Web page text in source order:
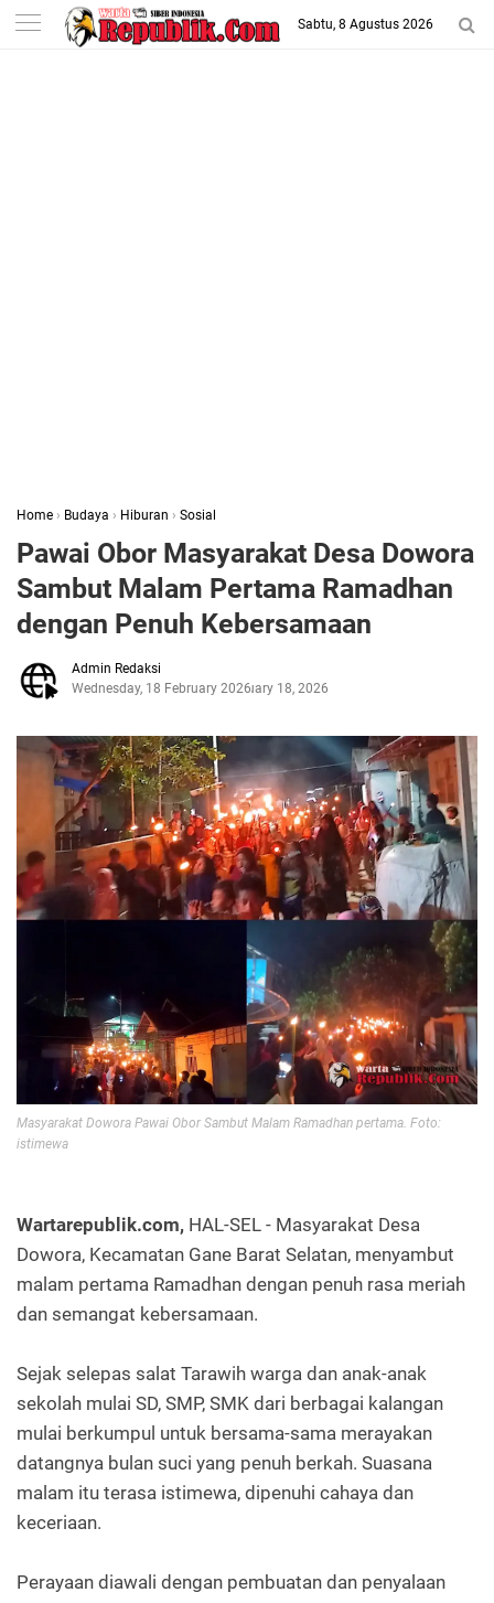
-->
Sabtu, 8 Agustus 2026
Home › Budaya › Hiburan › Sosial
Pawai Obor Masyarakat Desa Dowora
Sambut Malam Pertama Ramadhan
dengan Penuh Kebersamaan
Admin Redaksi
Wednesday, 18 February 2026February 18, 2026
Masyarakat Dowora Pawai Obor Sambut Malam Ramadhan pertama. Foto:
istimewa
Wartarepublik.com, HAL-SEL - Masyarakat Desa
Dowora, Kecamatan Gane Barat Selatan, menyambut
malam pertama Ramadhan dengan penuh rasa meriah
dan semangat kebersamaan.
Sejak selepas salat Tarawih warga dan anak-anak
sekolah mulai SD, SMP, SMK dari berbagai kalangan
mulai berkumpul untuk bersama-sama merayakan
datangnya bulan suci yang penuh berkah. Suasana
malam itu terasa istimewa, dipenuhi cahaya dan
keceriaan.
Perayaan diawali dengan pembuatan dan penyalaan